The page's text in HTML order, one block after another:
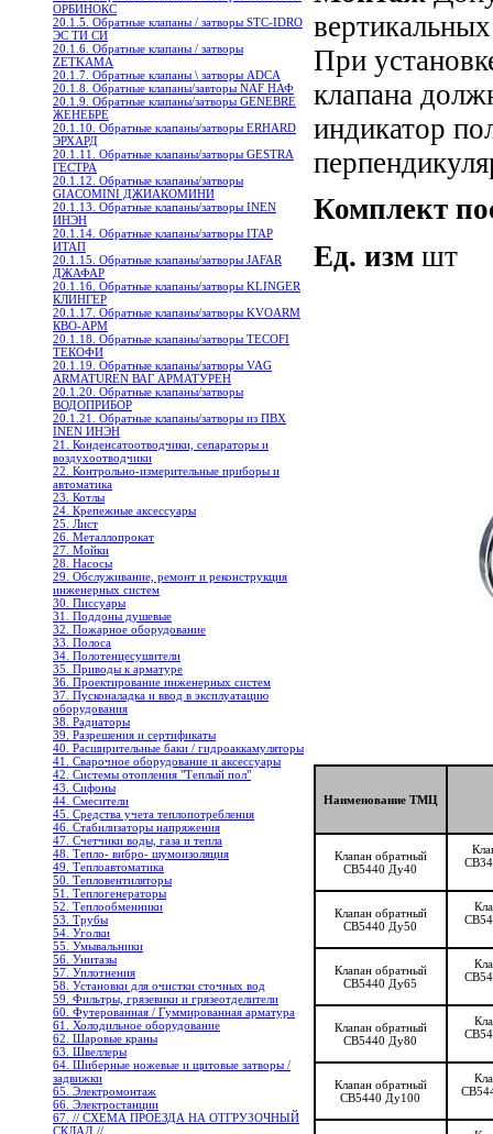
ОРБИНОКС
20.1.5. Обратные клапаны / затворы STC-IDRO
ЭС ТИ СИ
20.1.6. Обратные клапаны / затворы
ZETKAMA
20.1.7. Обратные клапаны \ затворы ADCA
20.1.8. Обратные клапаны/завторы NAF НАФ
20.1.9. Обратные клапаны/затворы GENEBRE
ЖЕНЕБРЕ
20.1.10. Обратные клапаны/затворы ERHARD
ЭРХАРД
20.1.11. Обратные клапаны/затворы GESTRA
ГЕСТРА
20.1.12. Обратные клапаны/затворы
GIACOMINI ДЖИАКОМИНИ
20.1.13. Обратные клапаны/затворы INEN
ИНЭН
20.1.14. Обратные клапаны/затворы ITAP
ИТАП
20.1.15. Обратные клапаны/затворы JAFAR
ДЖАФАР
20.1.16. Обратные клапаны/затворы KLINGER
КЛИНГЕР
20.1.17. Обратные клапаны/затворы KVOARM
КВО-АРМ
20.1.18. Обратные клапаны/затворы TECOFI
ТЕКОФИ
20.1.19. Обратные клапаны/затворы VAG
ARMATUREN ВАГ АРМАТУРЕН
20.1.20. Обратные клапаны/затворы
ВОДОПРИБОР
20.1.21. Обратные клапаны/затворы из ПВХ
INEN ИНЭН
21. Конденсатоотводчики, сепараторы и
воздухоотводчики
22. Контрольно-измерительные приборы и
автоматика
23. Котлы
24. Крепежные аксессуары
25. Лист
26. Металлопрокат
27. Мойки
28. Насосы
29. Обслуживание, ремонт и реконструкция
инженерных систем
30. Писсуары
31. Поддоны душевые
32. Пожарное оборудование
33. Полоса
34. Полотенцесушители
35. Приводы к арматуре
36. Проектирование инженерных систем
37. Пусконаладка и ввод в эксплуатацию
оборудования
38. Радиаторы
39. Разрешения и сертификаты
40. Расширительные баки / гидроаккамуляторы
41. Сварочное оборудование и аксессуары
42. Системы отопления "Теплый пол"
43. Сифоны
44. Смесители
45. Средства учета теплопотребления
46. Стабилизаторы напряжения
47. Счетчики воды, газа и тепла
48. Тепло- вибро- шумоизоляция
49. Теплоавтоматика
50. Тепловентиляторы
51. Теплогенераторы
52. Теплообменники
53. Трубы
54. Уголки
55. Умывальники
56. Унитазы
57. Уплотнения
58. Установки для очистки сточных вод
59. Фильтры, грязевики и грязеотделители
60. Футерованная / Гуммированная арматура
61. Холодильное oборудование
62. Шаровые краны
63. Швеллеры
64. Шиберные ножевые и щитовые затворы /
задвижки
65. Электромонтаж
66. Электростанции
67. // СХЕМА ПРОЕЗДА НА ОТГРУЗОЧНЫЙ
СКЛАД //
При
клапана
индикатор
Комплект
Ед. изм шт
Наименование ТМЦ
Клапан обратный
СВ5440 Ду40
Клапан обратный
СВ5440 Ду50
Клапан обратный
СВ5440 Ду65
Клапан обратный
СВ5440 Ду80
Клапан обратный
СВ5440 Ду100